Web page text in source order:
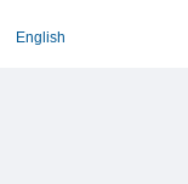
English